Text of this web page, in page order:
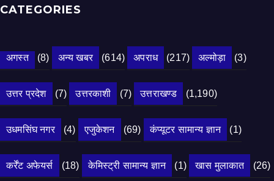
CATEGORIES
अगस्त (8) अन्य खबर (614) अपराध (217) अल्मोड़ा (3)
उत्तर प्रदेश (7) उत्तरकाशी (7) उत्तराखण्ड (1,190)
उधमसिंघ नगर (4) एजुकेशन (69) कंप्यूटर सामान्य ज्ञान (1)
कर्रेंट अफेयर्स (18) केमिस्ट्री सामान्य ज्ञान (1) खास मुलाकात (26)